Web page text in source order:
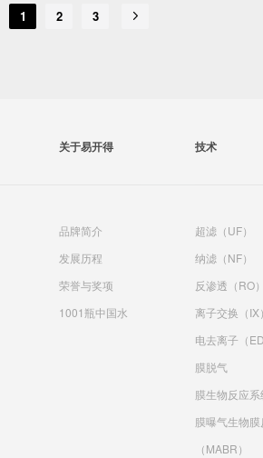
1 2 3
关于易开得
品牌简介
发展历程
荣誉与奖项
1001瓶中国水
技术
超滤（UF）
纳滤（NF）
反渗透（RO）
离子交换（IX）
电去离子（
膜脱气
膜生物反应系
膜曝气生物
（MABR）